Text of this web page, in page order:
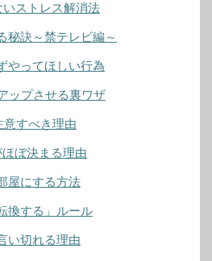
ストレス解消法
秘訣～禁テレビ編～
やってほしい行為
ップさせる裏ワザ
意すべき理由
ぼ決まる理由
屋にする方法
換する」ルール
い切れる理由